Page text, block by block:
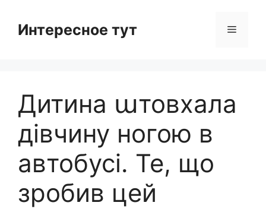
contentИнтересное тут Menu
Дитина աтовхала
дівчину ногою в
автобусі. Те, що
зробив цей